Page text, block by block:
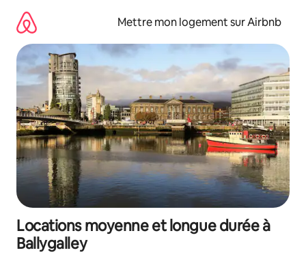
directement
contenu
Mettre mon logement sur Airbnb
Locations moyenne et longue durée à
Ballygalley